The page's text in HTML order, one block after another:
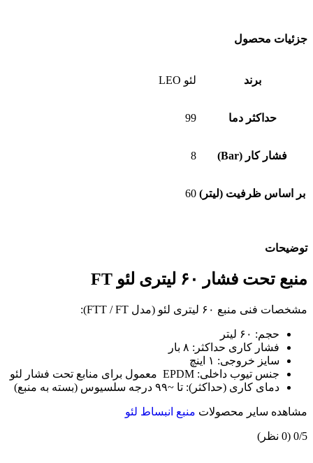
جزئیات محصول
برند لئو LEO
حداکثر دما 99
فشار کار (Bar) 8
بر اساس ظرفیت (لیتر) 60
توضیحات
منبع تحت فشار ۶۰ لیتری لئو FT
مشخصات فنی منبع ۶۰ لیتری لئو (مدل FTT / FT):
حجم: ۶۰ لیتر
فشار کاری حداکثر: ۸ بار
سایز خروجی: ۱ اینچ
جنس تیوب داخلی: EPDM معمول برای منابع تحت فشار لئو
دمای کاری (حداکثر): تا ~۹۹ درجه سلسیوس (بسته به منبع)
مشاهده سایر محصولات منبع انبساط لئو
‫0/5 ‫(0 نظر)